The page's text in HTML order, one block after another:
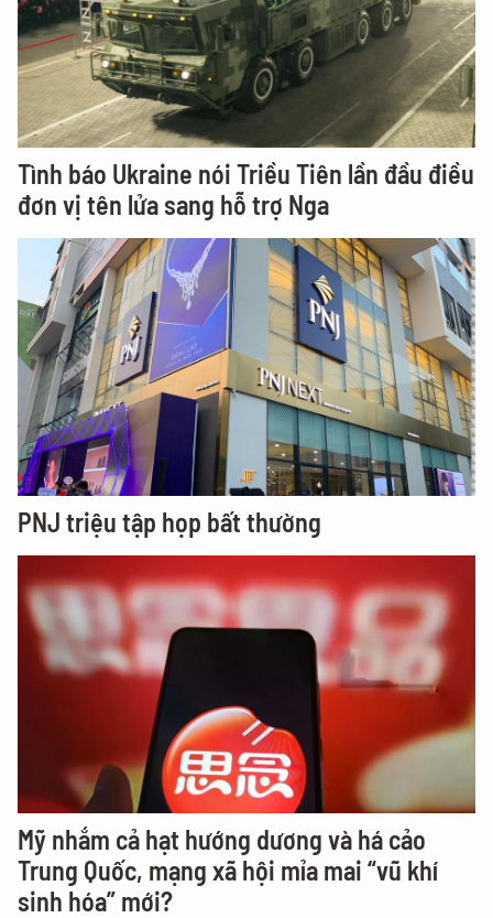
Tình báo Ukraine nói Triều Tiên lần đầu điều
đơn vị tên lửa sang hỗ trợ Nga
PNJ triệu tập họp bất thường
Mỹ nhắm cả hạt hướng dương và há cảo
Trung Quốc, mạng xã hội mỉa mai “vũ khí
sinh hóa” mới?